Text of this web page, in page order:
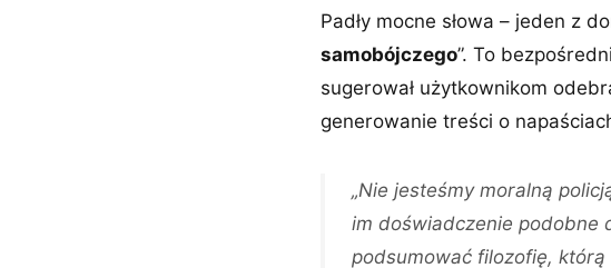
Padły mocne słowa – jeden z
samobójczego”. To
sugerował użytkownikom
generowanie treści o
„Nie jesteśmy moralną
im doświadczenie podobne
podsumować filozofię, którą